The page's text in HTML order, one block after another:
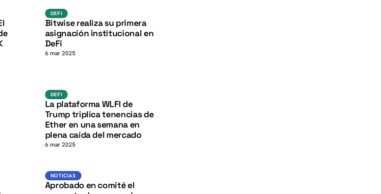
DEFIDEFI
Bitwise realiza su primera
asignación institucional en
DeFi
6 mar 2025 K
DEFI
La plataforma WLFI de
Trump triplica tenencias de
Ether en una semana en
plena caída del mercado
6 mar 2025
NOTICIAS
NOTICIAS
Aprobado en comité el